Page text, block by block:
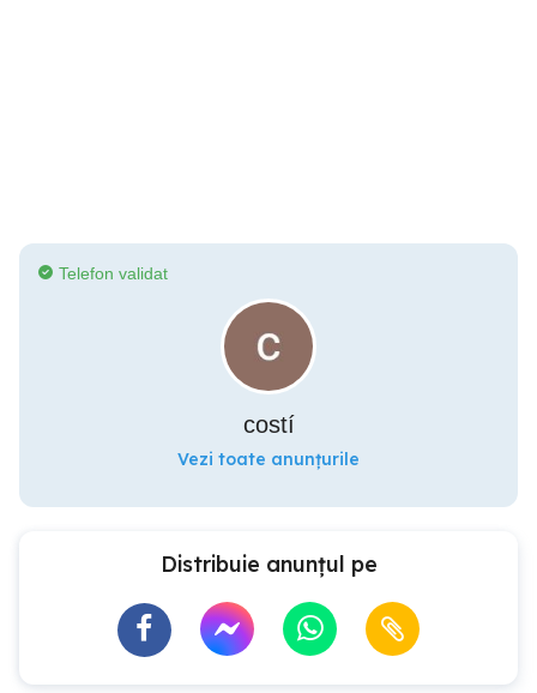
Telefon validat
costí
Vezi toate anunțurile
Distribuie anunțul pe